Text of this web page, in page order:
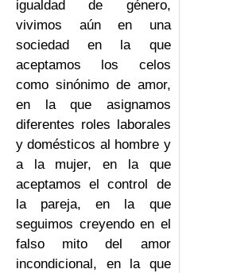
igualdad de género,
vivimos aún en una
sociedad en la que
aceptamos los celos
como sinónimo de amor,
en la que asignamos
diferentes roles laborales
y domésticos al hombre y
a la mujer, en la que
aceptamos el control de
la pareja, en la que
seguimos creyendo en el
falso mito del amor
incondicional, en la que